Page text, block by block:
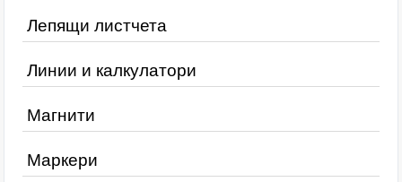
Лепящи листчета
Линии и калкулатори
Магнити
Маркери